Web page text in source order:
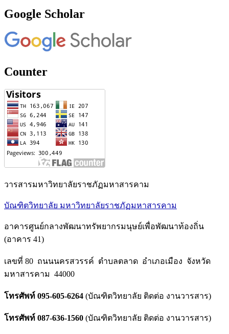
Google Scholar
Counter
วารสารมหาวิทยาลัยราชภัฏมหาสารคาม
บัณฑิตวิทยาลัย มหาวิทยาลัยราชภัฏมหาสารคาม
อาคารศูนย์กลางพัฒนาทรัพยากรมนุษย์เพื่อพัฒนาท้องถิ่น
(อาคาร 41)
เลขที่ 80 ถนนนครสวรรค์ ตำบลตลาด อำเภอเมือง จังหวัด
มหาสารคาม 44000
โทรศัพท์ 095-605-6264 (บัณฑิตวิทยาลัย ติดต่อ งานวารสาร)
โทรศัพท์ 087-636-1560 (บัณฑิตวิทยาลัย ติดต่อ งานวารสาร)